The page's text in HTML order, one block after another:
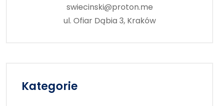
swiecinski@proton.me
ul. Ofiar Dąbia 3, Kraków
Kategorie